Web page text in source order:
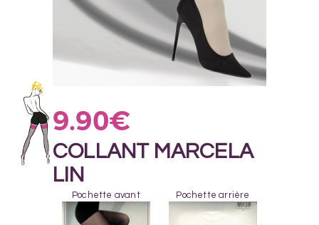
9.90€
COLLANT MARCELA
LIN
Pochette avant Pochette arrière